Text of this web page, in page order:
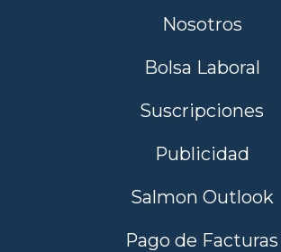
Nosotros
Bolsa Laboral
Suscripciones
Publicidad
Salmon Outlook
Pago de Facturas